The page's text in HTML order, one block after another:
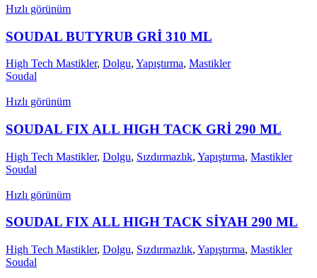
Hızlı görünüm
SOUDAL BUTYRUB GRİ 310 ML
High Tech Mastikler, Dolgu, Yapıştırma, Mastikler
Soudal
Hızlı görünüm
SOUDAL FIX ALL HIGH TACK GRİ 290 ML
High Tech Mastikler, Dolgu, Sızdırmazlık, Yapıştırma, Mastikler
Soudal
Hızlı görünüm
SOUDAL FIX ALL HIGH TACK SİYAH 290 ML
High Tech Mastikler, Dolgu, Sızdırmazlık, Yapıştırma, Mastikler
Soudal